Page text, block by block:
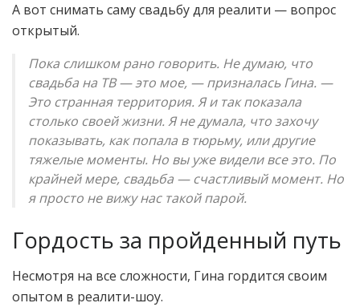
А вот снимать саму свадьбу для реалити — вопрос
открытый.
Пока слишком рано говорить. Не думаю, что
свадьба на ТВ — это мое, — призналась Гина. —
Это странная территория. Я и так показала
столько своей жизни. Я не думала, что захочу
показывать, как попала в тюрьму, или другие
тяжелые моменты. Но вы уже видели все это. По
крайней мере, свадьба — счастливый момент. Но
я просто не вижу нас такой парой.
Гордость за пройденный путь
Несмотря на все сложности, Гина гордится своим
опытом в реалити-шоу.